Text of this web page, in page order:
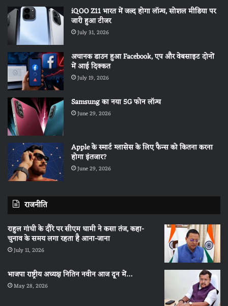
iQOO Z11 भारत में जल्द होगा लॉन्च, सोशल मीडिया पर
जारी हुआ टीजर
July 31, 2026
अचानक डाउन हुआ Facebook, एप और वेबसाइट दोनों
में आई दिक्कत
July 19, 2026
Samsung का नया 5G फोन लॉन्च
June 29, 2026
Apple के स्मार्ट ग्लासेस के लिए फैन्स को कितना करना
होगा इंतजार?
June 29, 2026
राजनीति
राहुल गांधी के दौरे पर सीएम धामी ने कसा तंज, कहा-
चुनाव के समय लगा रहता है आना-जाना
July 11, 2026
भाजपा राष्ट्रीय अध्यक्ष नितिन नवीन आज दून में…
May 28, 2026